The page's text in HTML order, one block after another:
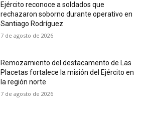
Ejército reconoce a soldados que
rechazaron soborno durante operativo en
Santiago Rodríguez
7 de agosto de 2026
Remozamiento del destacamento de Las
Placetas fortalece la misión del Ejército en
la región norte
7 de agosto de 2026